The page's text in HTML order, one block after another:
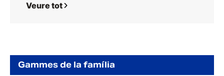
Veure tot
Gammes de la família